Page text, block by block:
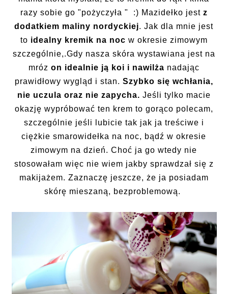
razy sobie go "pożyczyła " :) Mazidełko jestz
dodatkiem maliny nordyckiej. Jak dla mnie jest
to idealny kremik na noc w okresie zimowym
szczególnie,.Gdy nasza skóra wystawiana jest na
mróz on idealnie ją koi i nawilża nadając
prawidłowy wygląd i stan. Szybko się wchłania,
nie uczula oraz nie zapycha. Jeśli tylko macie
okazję wypróbować ten krem to gorąco polecam,
szczególnie jeśli lubicie tak jak ja treściwe i
ciężkie smarowidełka na noc, bądź w okresie
zimowym na dzień. Choć ja go wtedy nie
stosowałam więc nie wiem jakby sprawdzał się z
makijażem. Zaznaczę jeszcze, że ja posiadam
skórę mieszaną, bezproblemową.